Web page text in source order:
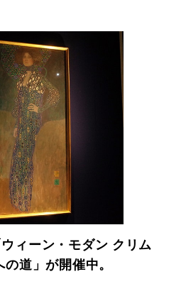
ィーン・モダン クリム
道」が開催中。